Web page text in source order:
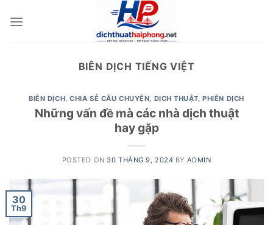
BIÊN DỊCH TIẾNG VIỆT
BIÊN DỊCH,CHIA SẺ CÂU CHUYỆN, DỊCH THUẬT,PHIÊN DỊCH
Những vấn đề mà các nhà dịch thuật
hay gặp
POSTED ON 30 THÁNG 9, 2024 BY ADMIN
30
Th9